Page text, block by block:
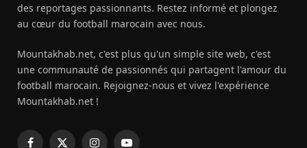
des reportages passionnants. Restez informé et plongez
au cœur du football marocain avec nous.
Mountakhab.net, c'est plus qu'un simple site web, c'est
une communauté de passionnés qui partagent l'amour du
football marocain. Rejoignez-nous et vivez l'expérience
Mountakhab.net !